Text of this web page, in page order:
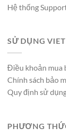
Hệ thống
SỬ DỤNG
Điều khoản mua
Chính sách bảo
Quy định sử
PHƯƠNG